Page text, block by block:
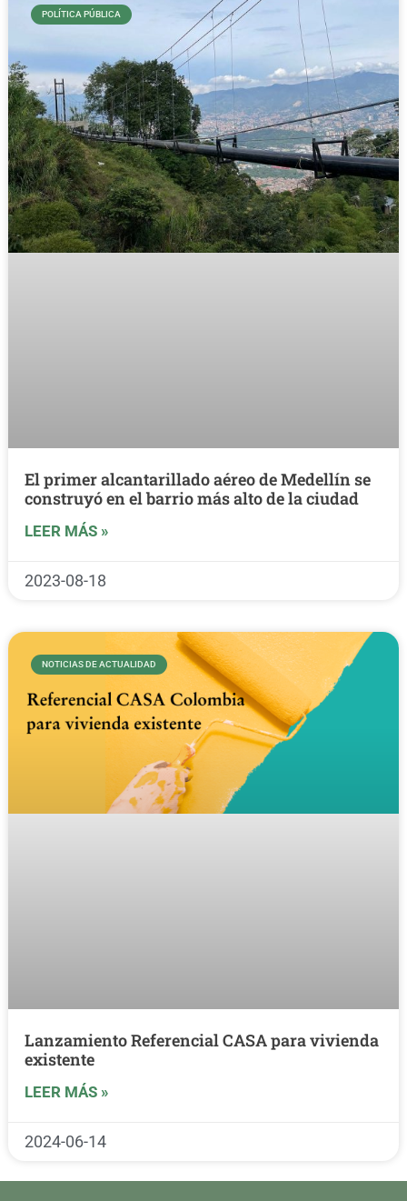
POLÍTICA PÚBLICA
El primer alcantarillado aéreo de Medellín se
construyó en el barrio más alto de la ciudad
LEER MÁS »
2023-08-18
NOTICIAS DE ACTUALIDAD
Lanzamiento Referencial CASA para vivienda
existente
LEER MÁS »
2024-06-14